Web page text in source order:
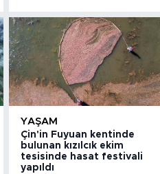
YAŞAM
Çin'in Fuyuan kentinde
bulunan kızılcık ekim
tesisinde hasat festivali
yapıldı